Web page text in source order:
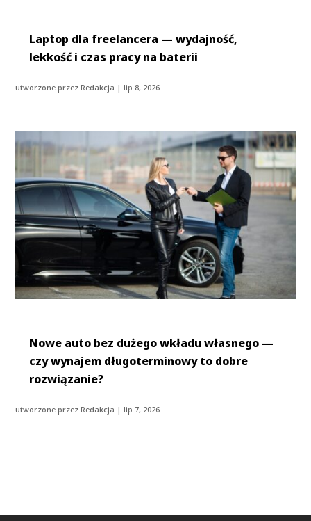
Laptop dla freelancera — wydajność,
lekkość i czas pracy na baterii
utworzone przezRedakcja |lip 8, 2026
Nowe auto bez dużego wkładu własnego —
czy wynajem długoterminowy to dobre
rozwiązanie?
utworzone przezRedakcja |lip 7, 2026